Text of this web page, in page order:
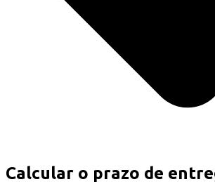
Calcular o prazo de